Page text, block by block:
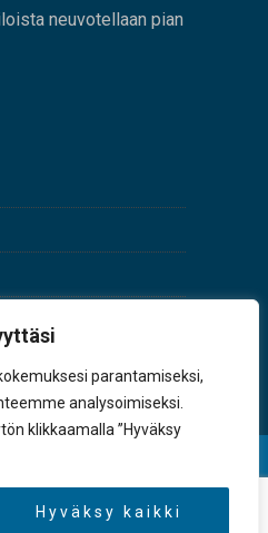
parantamiseksi,
analysoimiseksi.
klikkaamalla ”Hyväksy
Hyväksy kaikki
neuvotellaan pian